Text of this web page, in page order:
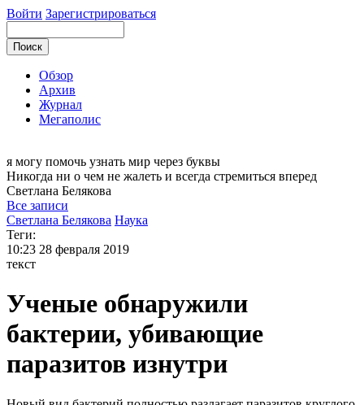
Войти Зарегистрироваться
Обзор
Архив
Журнал
Мегаполис
я могу помочь узнать мир через буквы
Никогда ни о чем не жалеть и всегда стремиться вперед
Светлана Белякова
Все записи
Светлана Белякова Наука
Теги:
10:23 28 февраля 2019
текст
Ученые обнаружили
бактерии, убивающие
паразитов изнутри